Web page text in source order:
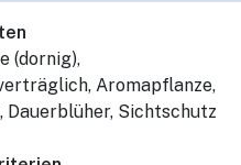
(dornig),
Aromapflanze,
Dauerblüher, Sichtschutz